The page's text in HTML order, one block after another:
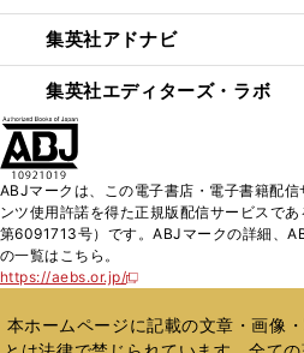
集英社アドナビ
集英社エディターズ・ラボ
ABJマークは、この電子書店・電子書籍配
ンツ使用許諾を得た正規版配信サービスで
第6091713号）です。ABJマークの詳細、
の一覧はこちら。
https://aebs.or.jp/
新
い
ウ
本ホームページに記載の文章・画像